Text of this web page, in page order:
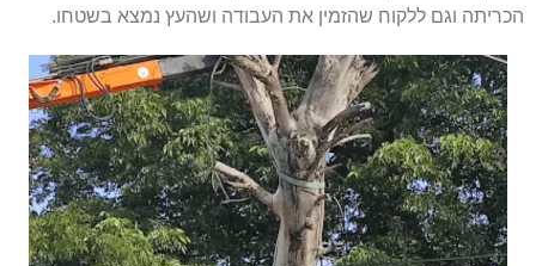
הכריתה וגם ללקוח שהזמין את העבודה ושהעץ נמצא בשטחו.